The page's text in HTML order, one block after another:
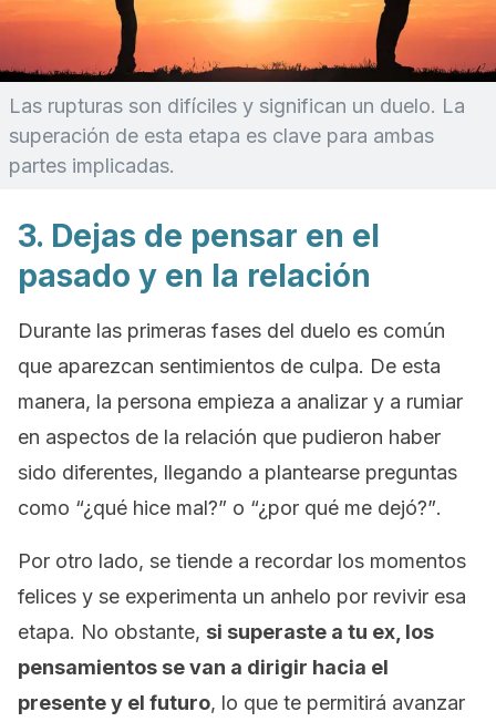
Las rupturas son difíciles y significan un duelo. La
superación de esta etapa es clave para ambas
partes implicadas.
3. Dejas de pensar en el
pasado y en la relación
Durante las primeras fases del duelo es común
que aparezcan sentimientos de culpa. De esta
manera, la persona empieza a analizar y a rumiar
en aspectos de la relación que pudieron haber
sido diferentes, llegando a plantearse preguntas
como “¿qué hice mal?” o “¿por qué me dejó?”.
Por otro lado, se tiende a recordar los momentos
felices y se experimenta un anhelo por revivir esa
etapa. No obstante, si superaste a tu ex, los
pensamientos se van a dirigir hacia el
presente y el futuro, lo que te permitirá avanzar